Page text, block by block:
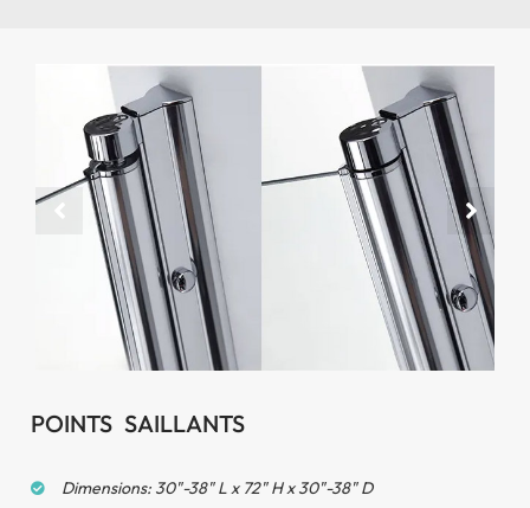
Barre de support en acier inoxydable
180° pivoter
POINTS SAILLANTS
Dimensions: 30"-38" L x 72" H x 30"-38" D